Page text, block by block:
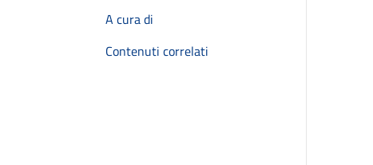
A cura di
Contenuti correlati